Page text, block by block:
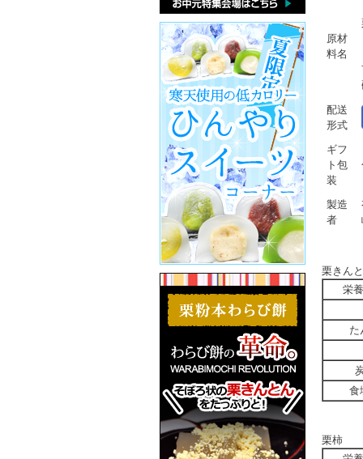
原材
料名
配送
形式
ギフ
ト包
装
製造
者
栗きん
栄
た
食
栗柿